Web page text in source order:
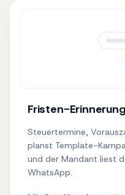
Fristen-
Steuertermine,
planst Template-
und der Mandant liest
WhatsApp.